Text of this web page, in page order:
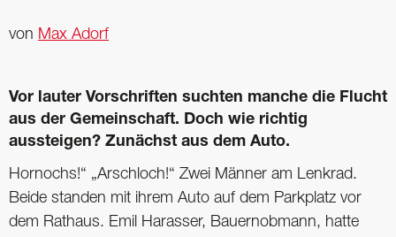
von Max Adorf
Vor lauter Vorschriften suchten manche die Flucht
aus der Gemeinschaft. Doch wie richtig
aussteigen? Zunächst aus dem Auto.
Hornochs!“ „Arschloch!“ Zwei Männer am Lenkrad.
Beide standen mit ihrem Auto auf dem Parkplatz vor
dem Rathaus. Emil Harasser, Bauernobmann, hatte